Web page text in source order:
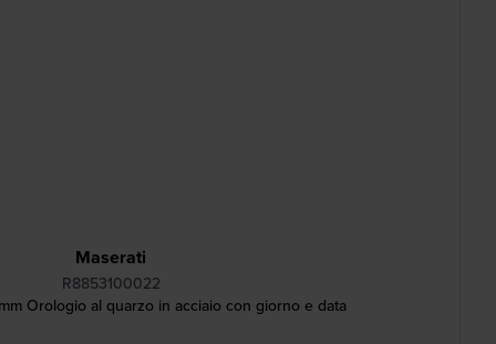
Maserati
R8853100022
Orologio al quarzo in acciaio con giorno e data